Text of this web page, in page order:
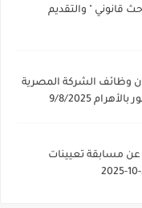
" والتقديم
وظائف الشركة المصرية
9/8/2025
عن مسابقة تعيينات